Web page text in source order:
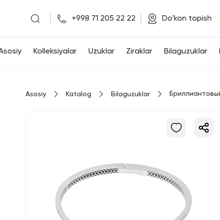
Asosiy
+998 71 205 22 22 Do'kon topish
Kolleksiyalar Uzuklar Ziraklar Bilaguzuklar
Asosiy Katalog Bilaguzuklar